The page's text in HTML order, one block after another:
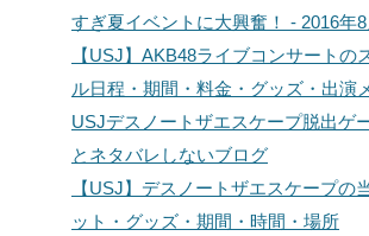
すぎ夏イベントに大興奮！ - 2016年8
【USJ】AKB48ライブコンサートの
ル日程・期間・料金・グッズ・出演
USJデスノートザエスケープ脱出ゲ
とネタバレしないブログ
【USJ】デスノートザエスケープの
ット・グッズ・期間・時間・場所